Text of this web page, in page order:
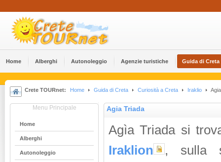
Home Alberghi Αutonoleggio Agenzie turistiche Guida di Creta
Crete TOURnet: Home Guida di Creta Curiosità a Creta Iraklio
Menu Principale
Home
Alberghi
Αutonoleggio
Agia Triada
Agìa Triada si
Iraklion
, sulla